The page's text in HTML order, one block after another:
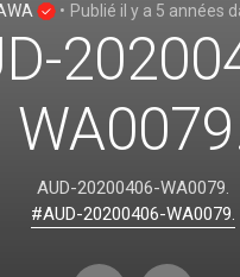
• Publié il y a 5 années
AUD-20200406-WA0079.
#AUD-20200406-WA0079.